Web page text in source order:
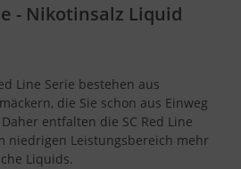
- Nikotinsalz Liquid
Line Serie bestehen aus
die Sie schon aus Einweg
entfalten die SC Red Line
niedrigen Leistungsbereich mehr
Liquids.